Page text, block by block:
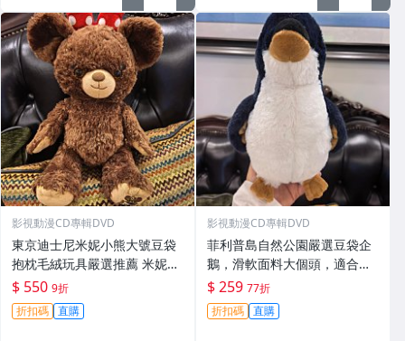
影視動漫CD專輯DVD
東京迪士尼米妮小熊大號豆袋
抱枕毛絨玩具嚴選推薦 米妮玩
偶 毛絨 大號
$ 550 9折
折扣碼 直購
影視動漫CD專輯DVD
菲利普島自然公園嚴選豆袋企
鵝，滑軟面料大個頭，適合收
藏。豆袋、企鵝、毛絨玩具
$ 259 77折
折扣碼 直購